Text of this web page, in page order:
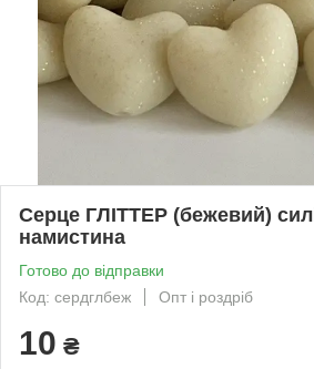
Серце ГЛІТТЕР (бежевий)
намистина
Готово до відправки
Код: сердглбеж
Опт і роздріб
10 ₴